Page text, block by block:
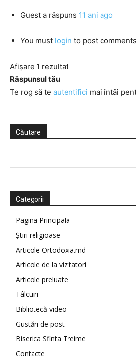
Guest a răspuns 11 ani ago
You must login to post comments
Afișare 1 rezultat
Răspunsul tău
Te rog să te autentifici mai întâi
Căutare
Categorii
Pagina Principala
Știri religioase
Articole Ortodoxia.md
Articole de la vizitatori
Articole preluate
Tâlcuiri
Bibliotecă video
Gustări de post
Biserica Sfinta Treime
Contacte